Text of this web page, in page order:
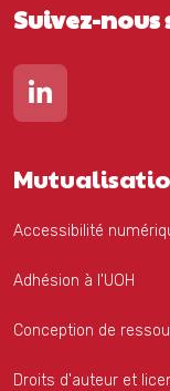
Suivez-nous
Lien vers notre page
Accessibilité
Adhésion à l'UOH
Conception de
Droits d'auteur et